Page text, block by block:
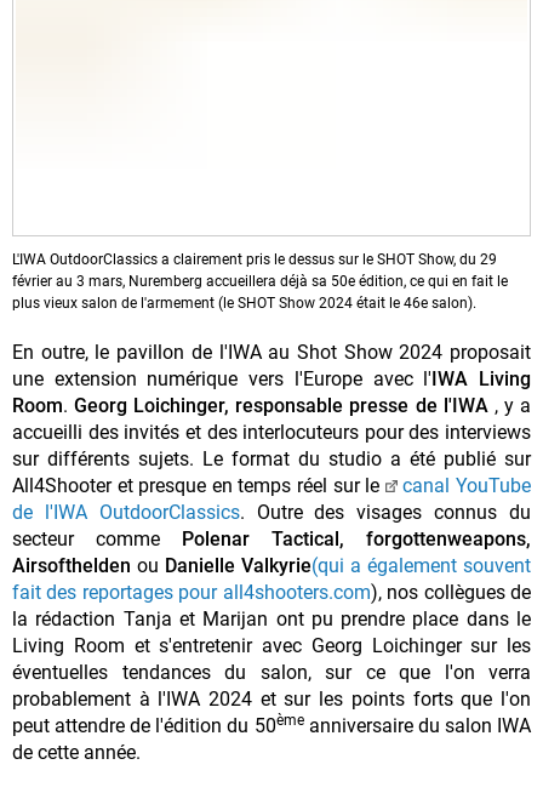
L'IWA OutdoorClassics a clairement pris le dessus sur le SHOT Show, du 29
février au 3 mars, Nuremberg accueillera déjà sa 50e édition, ce qui en fait le
plus vieux salon de l'armement (le SHOT Show 2024 était le 46e salon).
En outre, le pavillon de l'IWA au Shot Show 2024 proposait
une extension numérique vers l'Europe avec l' IWA Living
Room.Georg Loichinger, responsable presse de l'IWA , y a
accueilli des invités et des interlocuteurs pour des interviews
sur différents sujets. Le format du studio a été publié sur
All4Shooter et presque en temps réel sur le
canal YouTube
de l'IWA OutdoorClassics. Outre des visages connus du
secteur comme
Polenar Tactical, forgottenweapons,
Airsofthelden ou Danielle Valkyrie(qui a également souvent
fait des reportages pour all4shooters.com), nos collègues de
la rédaction Tanja et Marijan ont pu prendre place dans le
Living Room et s'entretenir avec Georg Loichinger sur les
éventuelles tendances du salon, sur ce que l'on verra
probablement à l'IWA 2024 et sur les points forts que l'on
peut attendre de l'édition du 50èmeanniversaire du salon IWA
de cette année.